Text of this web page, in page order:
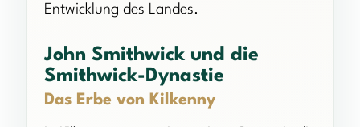
Entwicklung des Landes.
John Smithwick und die
Smithwick-Dynastie
Das Erbe von Kilkenny